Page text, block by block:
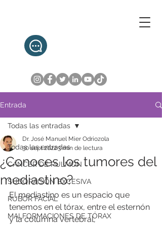
Entrada
Todas las entradas
CÁNCER DE PULMÓN
SUDORACIÓN EXCESIVA
RUBOR FACIAL
MALFORMACIONES DE TÓRAX
Todas las entradas
¿Conoces los tumores del
mediastino?
Dr. José Manuel Mier Odriozola
30 sept 20223 min de lectura
El mediastino es un espacio que
tenemos en el tórax, entre el esternón
y la columna vertebral,